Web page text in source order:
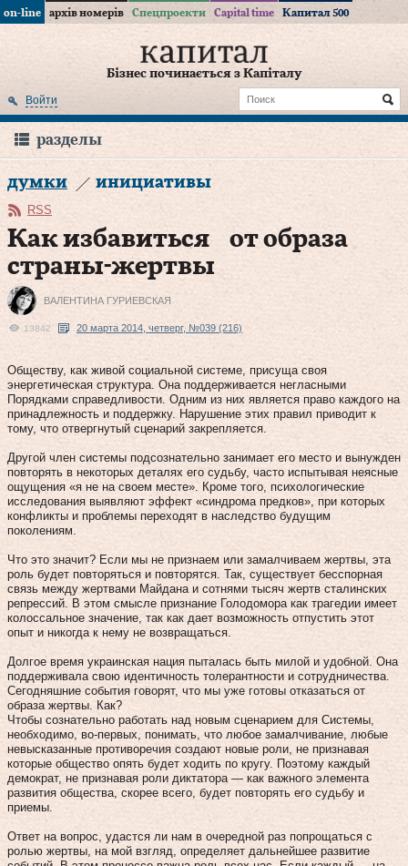
on-line архів номерів Спецпроекти Capital time Капитал 500
Бізнес починається з Капіталу
Войти
разделы
думки инициативы
RSS
Как избавиться от образа
страны-жертвы
ВАЛЕНТИНА ГУРИЕВСКАЯ
13842 20 марта 2014, четверг, №039 (216)
Обществу, как живой социальной системе, присуща своя
энергетическая структура. Она поддерживается негласными
Порядками справедливости. Одним из них является право каждого на
принадлежность и поддержку. Нарушение этих правил приводит к
тому, что отвергнутый сценарий закрепляется.
Другой член системы подсознательно занимает его место и вынужден
повторять в некоторых деталях его судьбу, часто испытывая неясные
ощущения «я не на своем месте». Кроме того, психологические
исследования выявляют эффект «синдрома предков», при которых
конфликты и проблемы переходят в наследство будущим
поколениям.
Что это значит? Если мы не признаем или замалчиваем жертвы, эта
роль будет повторяться и повторятся. Так, существует бесспорная
связь между жертвами Майдана и сотнями тысяч жертв сталинских
репрессий. В этом смысле признание Голодомора как трагедии имеет
колоссальное значение, так как дает возможность отпустить этот
опыт и никогда к нему не возвращаться.
Долгое время украинская нация пыталась быть милой и удобной. Она
поддерживала свою идентичность толерантности и сотрудничества.
Сегодняшние события говорят, что мы уже готовы отказаться от
образа жертвы. Как?
Чтобы сознательно работать над новым сценарием для Системы,
необходимо, во‑первых, понимать, что любое замалчивание, любые
невысказанные противоречия создают новые роли, не признавая
которые общество опять будет ходить по кругу. Поэтому каждый
демократ, не признавая роли диктатора — как важного элемента
развития общества, скорее всего, будет повторять его судьбу и
приемы.
Ответ на вопрос, удастся ли нам в очередной раз попрощаться с
ролью жертвы, на мой взгляд, определяет дальнейшее развитие